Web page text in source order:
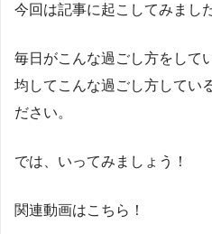
今回は記事に起こしてみました
毎日がこんな過ごし方をして
均してこんな過ごし方してい
ださい。
では、いってみましょう！
関連動画はこちら！